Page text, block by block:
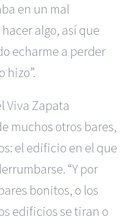
en un mal
algo, así que
echarme a perder
hizo”.
Viva Zapata
muchos otros bares,
el edificio en el que
“Y por
bonitos, o los
edificios se tiran o